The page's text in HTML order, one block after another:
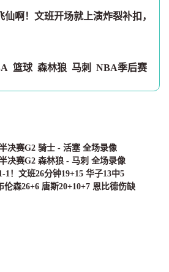
啊！文班开场就上演炸裂补扣，
篮球 森林狼 马刺
NBA季后赛
决赛G2 骑士 - 活塞 全场录像
决赛G2 森林狼 - 马刺 全场录像
1！文班26分钟19+15 华子13中5
伦森26+6 唐斯20+10+7 恩比德伤缺